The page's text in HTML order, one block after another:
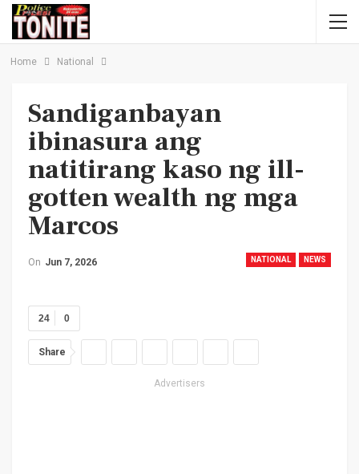
Home National
Sandiganbayan
ibinasura ang
natitirang kaso ng ill-
gotten wealth ng mga
Marcos
NATIONAL NEWS
On Jun 7, 2026
0
24
Share
Advertisers